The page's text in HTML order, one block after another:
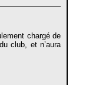
chargé de
club, et n’aura